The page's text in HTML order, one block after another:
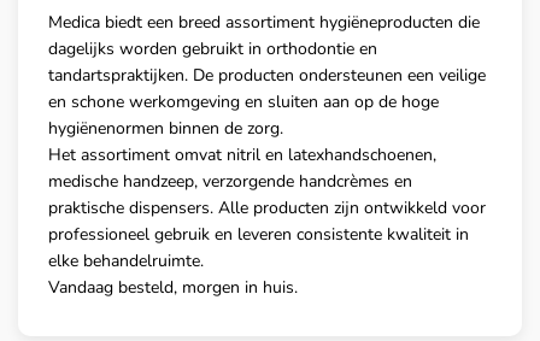
Medica biedt een breed assortiment hygiëneproducten die
dagelijks worden gebruikt in orthodontie en
tandartspraktijken. De producten ondersteunen een veilige
en schone werkomgeving en sluiten aan op de hoge
hygiënenormen binnen de zorg.
Het assortiment omvat nitril en latexhandschoenen,
medische handzeep, verzorgende handcrèmes en
praktische dispensers. Alle producten zijn ontwikkeld voor
professioneel gebruik en leveren consistente kwaliteit in
elke behandelruimte.
Vandaag besteld, morgen in huis.